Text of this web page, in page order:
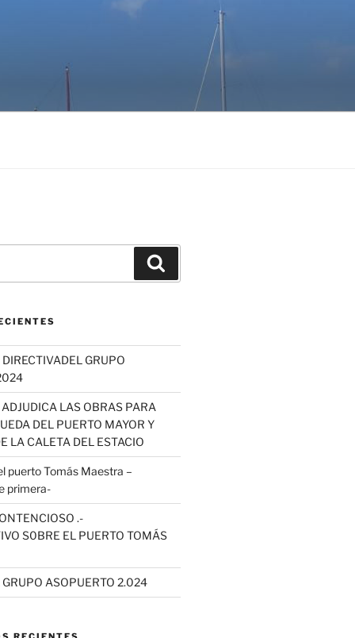
GRUPO
LAS OBRAS PARA
DEL PUERTO MAYOR Y
LA CALETA DEL ESTACIO
puerto Tomás Maestra –
primera-
.-
S0BRE EL PUERTO TOMÁS
ASOPUERTO 2.024